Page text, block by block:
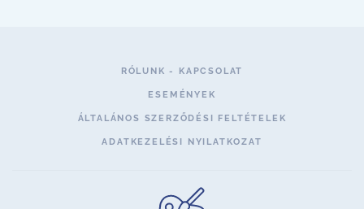
RÓLUNK - KAPCSOLAT
ESEMÉNYEK
ÁLTALÁNOS SZERZŐDÉSI FELTÉTELEK
ADATKEZELÉSI NYILATKOZAT